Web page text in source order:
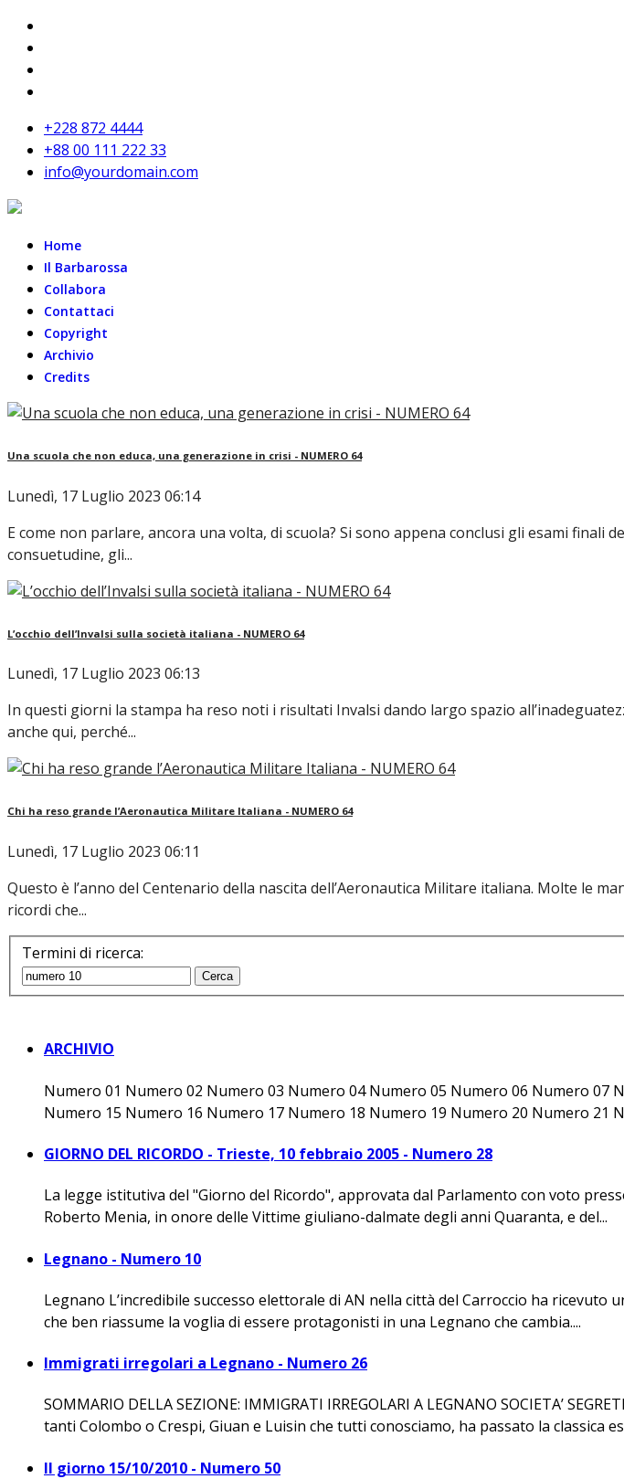
+228 872 4444
+88 00 111 222 33
info@yourdomain.com
Home
Il Barbarossa
Collabora
Contattaci
Copyright
Archivio
Credits
Una scuola che non educa, una generazione in crisi - NUMERO 64
Lunedì, 17 Luglio 2023 06:14
E come non parlare, ancora una volta, di scuola? Si sono appena conclusi gli esami
consuetudine, gli...
L’occhio dell’Invalsi sulla società italiana - NUMERO 64
Lunedì, 17 Luglio 2023 06:13
In questi giorni la stampa ha reso noti i risultati Invalsi dando largo spazio
anche qui, perché...
Chi ha reso grande l’Aeronautica Militare Italiana - NUMERO 64
Lunedì, 17 Luglio 2023 06:11
Questo è l’anno del Centenario della nascita dell’Aeronautica Militare italiana. Molte le
ricordi che...
Termini di ricerca:
Cerca
ARCHIVIO
Numero 01 Numero 02 Numero 03 Numero 04 Numero 05 Numero 06 Numero
Numero 15 Numero 16 Numero 17 Numero 18 Numero 19 Numero 20 Numero 21
GIORNO DEL RICORDO - Trieste, 10 febbraio 2005 - Numero 28
La legge istitutiva del "Giorno del Ricordo", approvata dal Parlamento con voto
Roberto Menia, in onore delle Vittime giuliano-dalmate degli anni Quaranta, e del...
Legnano - Numero 10
Legnano L’incredibile successo elettorale di AN nella città del Carroccio ha
che ben riassume la voglia di essere protagonisti in una Legnano che cambia....
Immigrati irregolari a Legnano - Numero 26
SOMMARIO DELLA SEZIONE: IMMIGRATI IRREGOLARI A LEGNANO SOCIETA’
tanti Colombo o Crespi, Giuan e Luisin che tutti conosciamo, ha passato la classica
Il giorno 15/10/2010 - Numero 50